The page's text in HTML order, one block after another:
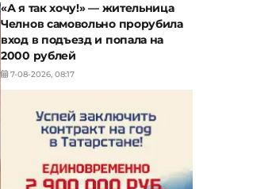
«А я так хочу!» — жительница
Челнов самовольно прорубила
вход в подъезд и попала на
2000 рублей
7-08-2026, 08:17